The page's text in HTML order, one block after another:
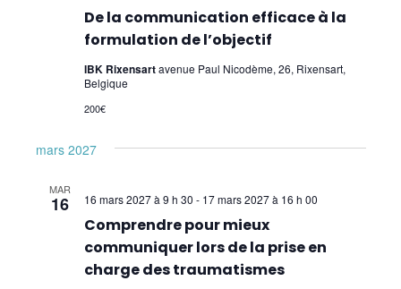
De la communication efficace à la
formulation de l’objectif
IBK Rixensartavenue Paul Nicodème, 26, Rixensart,
Belgique
200€
mars 2027
MAR
16
Comprendre pour mieux
communiquer lors de la prise en
charge des traumatismes
16 mars 2027 à 9 h 30 - 17 mars 2027 à 16 h 00